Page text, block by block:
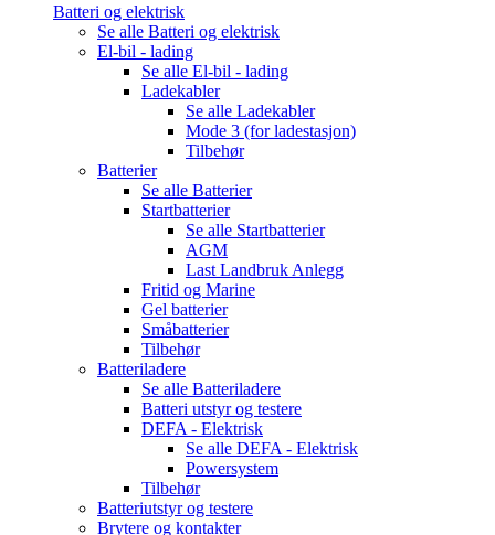
Batteri og elektrisk
Se alle Batteri og elektrisk
El-bil - lading
Se alle El-bil - lading
Ladekabler
Se alle Ladekabler
Mode 3 (for ladestasjon)
Tilbehør
Batterier
Se alle Batterier
Startbatterier
Se alle Startbatterier
AGM
Last Landbruk Anlegg
Fritid og Marine
Gel batterier
Småbatterier
Tilbehør
Batteriladere
Se alle Batteriladere
Batteri utstyr og testere
DEFA - Elektrisk
Se alle DEFA - Elektrisk
Powersystem
Tilbehør
Batteriutstyr og testere
Brytere og kontakter